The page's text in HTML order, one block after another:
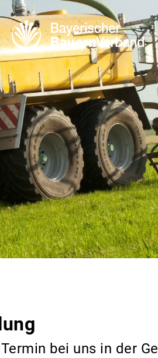
bei uns in der